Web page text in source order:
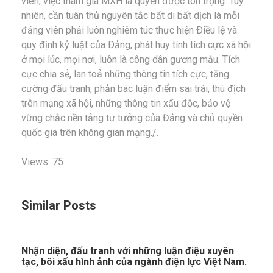
nhiên, cần tuân thủ nguyên tắc bất di bất dịch là mỗi
đảng viên phải luôn nghiêm túc thực hiện Ðiều lệ và
quy định kỷ luật của Ðảng, phát huy tính tích cực xã hội
ở mọi lúc, mọi nơi, luôn là công dân gương mẫu. Tích
cực chia sẻ, lan toả những thông tin tích cực, tăng
cường đấu tranh, phản bác luận điểm sai trái, thù địch
trên mạng xã hội, những thông tin xấu độc, bảo vệ
vững chắc nền tảng tư tưởng của Đảng và chủ quyền
quốc gia trên không gian mạng./.
Views: 75
Similar Posts
Nhận diện, đấu tranh với những luận điệu xuyên
tạc, bôi xấu hình ảnh của ngành điện lực Việt Nam.